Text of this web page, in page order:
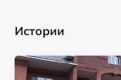
Истории